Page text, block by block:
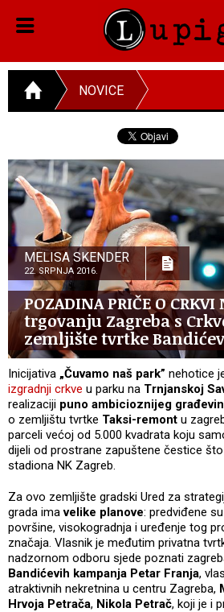
NOVICE
MELISA SKENDER
22. SRPNJA 2016.
POZADINA PRIČE O CRKVI
trgovanju Zagreba s
zemljište tvrtke
Inicijativa „Čuvamo naš park” nehotice
izgradnji crkve u parku na Trnjanskoj
realizaciji puno ambicioznijeg
o zemljištu tvrtke Taksi-remont u
parceli većoj od 5.000 kvadrata koju
dijeli od prostrane zapuštene čestice
stadiona NK Zagreb.
Za ovo zemljište gradski Ured za
grada imavelike planove: predviđene
površine, visokogradnja i uređenje tog
značaja. Vlasnik je međutim privatna
nadzornom odboru sjede poznati
Bandićevih kampanja Petar Franja,
atraktivnih nekretnina u centru Zagreba,
Hrvoja Petrača, Nikola Petrač, koji je i